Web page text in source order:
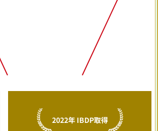
2022年 IBDP取得